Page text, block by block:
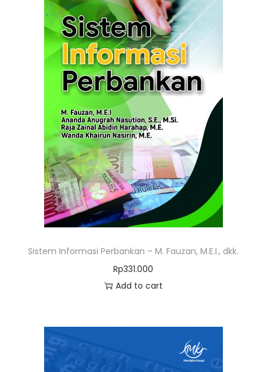
Sistem Informasi Perbankan – M. Fauzan, M.E.I., dkk.
Rp331.000
Add to cart